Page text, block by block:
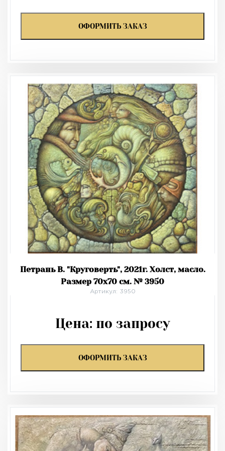
ОФОРМИТЬ ЗАКАЗ
Петрань В. "Круговерть", 2021г. Холст, масло.
Размер 70х70 см. № 3950
Артикул: 3950
Цена: по запросу
ОФОРМИТЬ ЗАКАЗ